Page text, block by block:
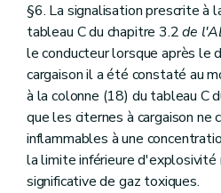
§6. La signalisation prescrite à
tableau C du chapitre 3.2de
le conducteur lorsque après le
cargaison il a été constaté au
à la colonne (18) du tableau C
que les citernes à cargaison ne
inflammables à une
la limite inférieure d'explosivité
significative de gaz toxiques.